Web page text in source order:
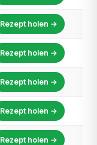
Rezept holen →
Rezept holen →
Rezept holen →
Rezept holen →
Rezept holen →